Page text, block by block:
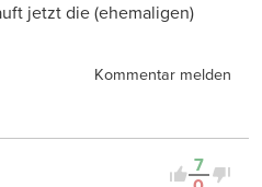
jetzt die (ehemaligen)
Kommentar melden
7